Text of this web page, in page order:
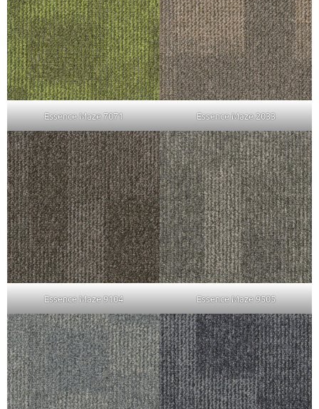
Essence Maze 7071 Essence Maze 2033
Essence Maze 9104 Essence Maze 9505